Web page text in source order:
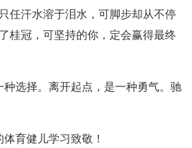
任汗水溶于泪水，可脚步却从不停
桂冠，可坚持的你，定会赢得最终
种选择。离开起点，是一种勇气。驰
育健儿学习致敬！